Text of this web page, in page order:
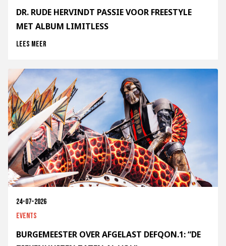
DR. RUDE HERVINDT PASSIE VOOR FREESTYLE
MET ALBUM LIMITLESS
Lees meer
24-07-2026
Events
BURGEMEESTER OVER AFGELAST DEFQON.1: “DE